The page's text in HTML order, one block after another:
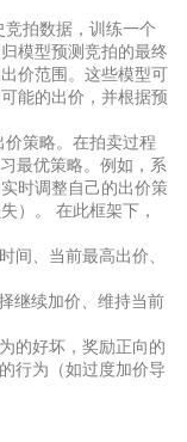
竞拍数据，训练一个
模型预测竞拍的最终
价范围。这些模型可
能的出价，并根据预
价策略。在拍卖过程
最优策略。例如，系
时调整自己的出价策
）。 在此框架下，
间、当前最高出价、
继续加价、维持当前
的好坏，奖励正向的
行为（如过度加价导